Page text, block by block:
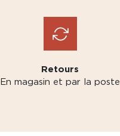
Retours
En magasin et par la poste